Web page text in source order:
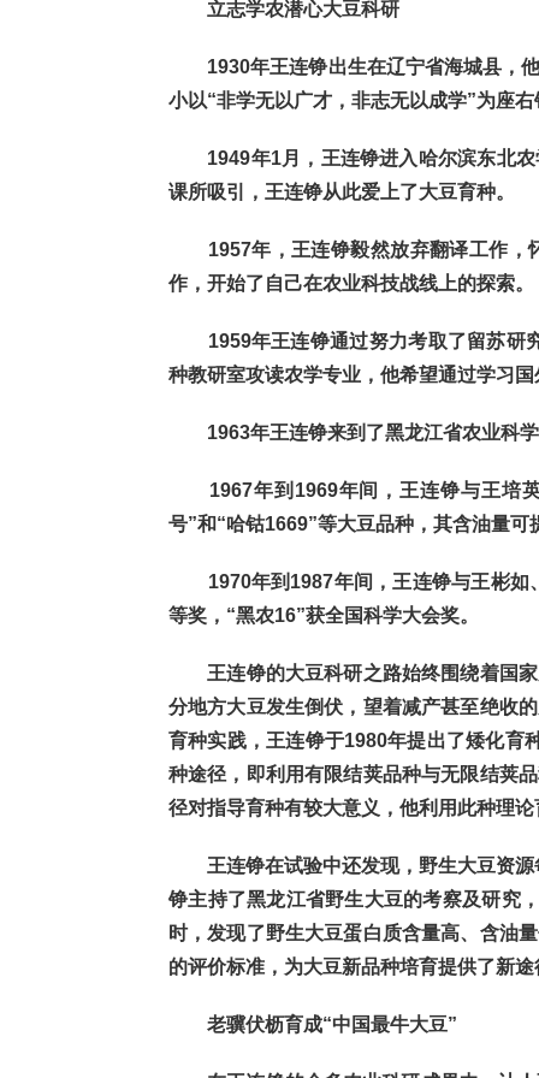
立志学农潜心大豆科研
1930年王连铮出生在辽宁省海城县，他
小以“非学无以广才，非志无以成学”为座
1949年1月，王连铮进入哈尔滨东北农
课所吸引，王连铮从此爱上了大豆育种。
1957年，王连铮毅然放弃翻译工作，
作，开始了自己在农业科技战线上的探索。
1959年王连铮通过努力考取了留苏研究
种教研室攻读农学专业，他希望通过学习
1963年王连铮来到了黑龙江省农业科学
1967年到1969年间，王连铮与王培英
号”和“哈钴1669”等大豆品种，其含油量可
1970年到1987年间，王连铮与王彬如
等奖，“黑农16”获全国科学大会奖。
王连铮的大豆科研之路始终围绕着国家
分地方大豆发生倒伏，望着减产甚至绝收
育种实践，王连铮于1980年提出了矮化育
种途径，即利用有限结荚品种与无限结荚
径对指导育种有较大意义，他利用此种理
王连铮在试验中还发现，野生大豆资源
铮主持了黑龙江省野生大豆的考察及研究
时，发现了野生大豆蛋白质含量高、含油
的评价标准，为大豆新品种培育提供了新途
老骥伏枥育成“中国最牛大豆”